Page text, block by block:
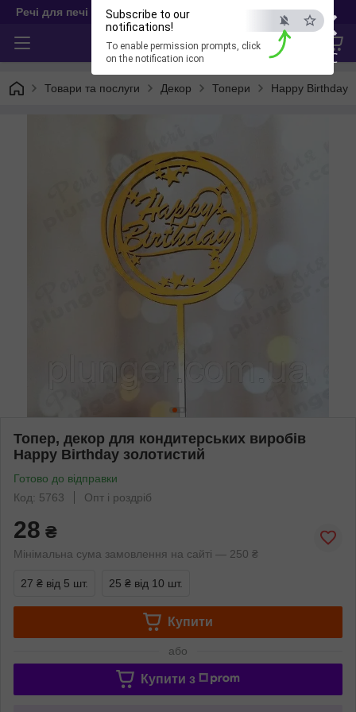
×
ESC
Subscribe to our
notifications!
To enable permission prompts, click
on the notification icon
Речі для печі
Товари та послуги Декор Топери Happy Birthday
Топер, декор для кондитерських виробів
Happy Birthday золотистий
Готово до відправки
Код: 5763
Опт і роздріб
28 ₴
Мінімальна сума замовлення на сайті — 250 ₴
27 ₴ від 5 шт. 25 ₴ від 10 шт.
Купити
або
Купити з